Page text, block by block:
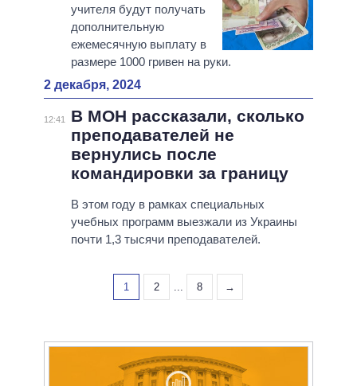
учителя будут получать
дополнительную
ежемесячную выплату в
размере 1000 гривен на руки.
2 декабря, 2024
12:41
В МОН рассказали, сколько
преподавателей не
вернулись после
командировки за границу
В этом году в рамках специальных
учебных программ выезжали из Украины
почти 1,3 тысячи преподавателей.
1 2 ... 8 →